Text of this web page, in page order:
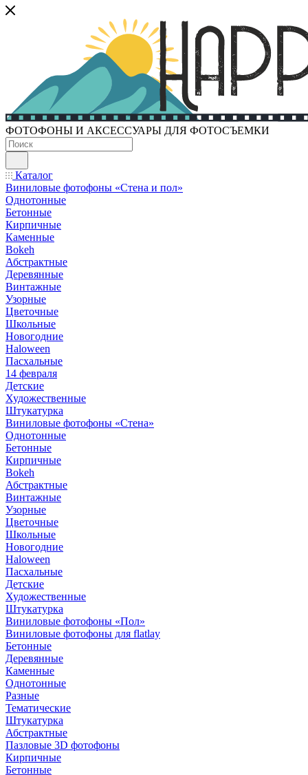
ФОТОФОНЫ И АКСЕССУАРЫ ДЛЯ ФОТОСЪЕМКИ
Каталог
Виниловые фотофоны «Стена и пол»
Однотонные
Бетонные
Кирпичные
Каменные
Bokeh
Абстрактные
Деревянные
Винтажные
Узорные
Цветочные
Школьные
Новогодние
Haloween
Пасхальные
14 февраля
Детские
Художественные
Штукатурка
Виниловые фотофоны «Стена»
Однотонные
Бетонные
Кирпичные
Bokeh
Абстрактные
Винтажные
Узорные
Цветочные
Школьные
Новогодние
Haloween
Пасхальные
Детские
Художественные
Штукатурка
Виниловые фотофоны «Пол»
Виниловые фотофоны для flatlay
Бетонные
Деревянные
Каменные
Однотонные
Разные
Тематические
Штукатурка
Абстрактные
Пазловые 3D фотофоны
Кирпичные
Бетонные